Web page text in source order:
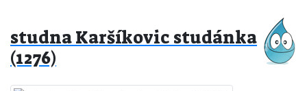
studna Karšíkovic studánka
(1276)